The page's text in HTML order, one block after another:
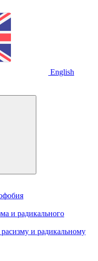
English
и радикального
и радикальному